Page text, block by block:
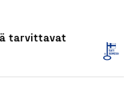
tarvittavat